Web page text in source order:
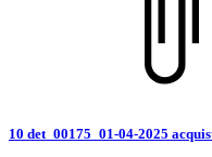
10 det_00175_01-04-2025